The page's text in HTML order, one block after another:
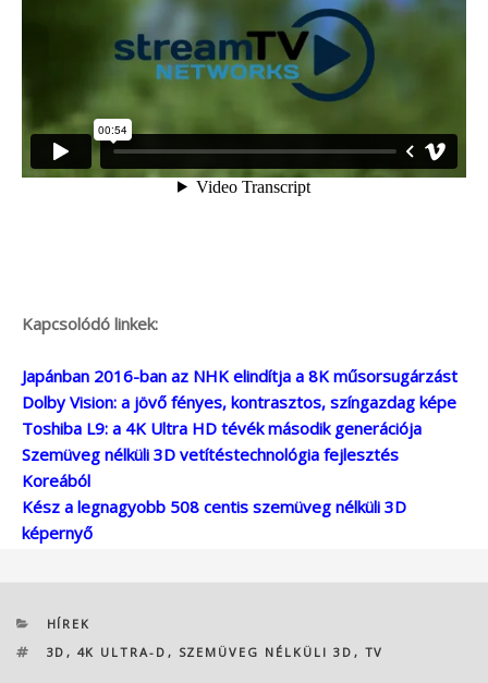
Kapcsolódó linkek:
Japánban 2016-ban az NHK elindítja a 8K műsorsugárzást
Dolby Vision: a jövő fényes, kontrasztos, színgazdag képe
Toshiba L9: a 4K Ultra HD tévék második generációja
Szemüveg nélküli 3D vetítéstechnológia fejlesztés
Koreából
Kész a legnagyobb 508 centis szemüveg nélküli 3D
képernyő
KATEGÓRIÁK
HÍREK
CÍMKÉK
3D , 4K ULTRA-D , SZEMÜVEG NÉLKÜLI 3D , TV